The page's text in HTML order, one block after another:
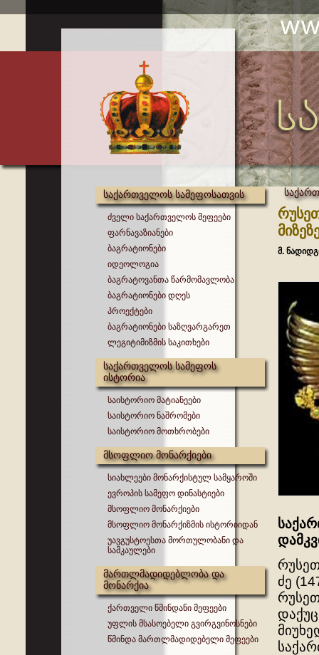
საქართველოს სამეფოსათვის
ძველი საქართველოს მეფეები
ფარნავაზიანები
ბაგრატიონები
იდეოლოგია
ბაგრატოვანთა წარმომავლობა
ბაგრატიონები დღეს
პროექტები
ბაგრატიონები საზღვარგარეთ
ლეგიტიმიზმის საკითხები
საქართველოს სამეფოს
ისტორია
საისტორიო მატიანეები
საისტორიო ნაშრომები
საისტორიო მოთხრობები
მსოფლიო მონარქიები
სიახლეები მონარქისტულ სამყაროში
ევროპის სამეფო დინასტიები
მსოფლიო მონარქიები
მსოფლიო მონარქიზმის ისტორიიდან
უავგუსტოესთა მორთულობანი და
სამკაულები
მართლმადიდებლობა და
მონარქია
ქართველი წმინდანი მეფეები
უფლის მსასოებელი გვირგვინოსნები
წმინდა მართლმადიდებელი მეფეები
მ.
ძე